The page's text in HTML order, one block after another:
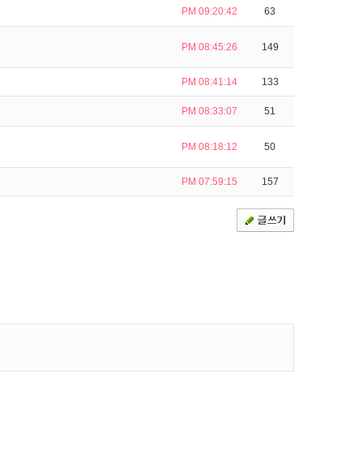
PM 09:20:42 63
PM 08:45:26 149
PM 08:41:14 133
PM 08:33:07 51
PM 08:18:12 50
PM 07:59:15 157